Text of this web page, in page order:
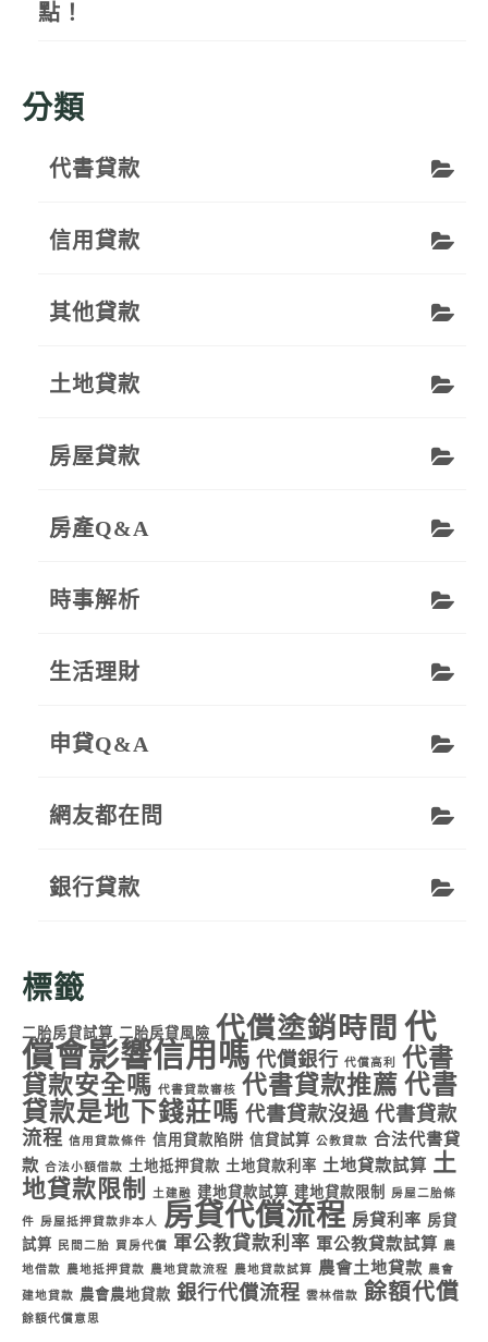
點！
分類
代書貸款
信用貸款
其他貸款
土地貸款
房屋貸款
房產Q&A
時事解析
生活理財
申貸Q&A
網友都在問
銀行貸款
標籤
二胎房貸試算 二胎房貸風險 代償塗銷時間 代
償會影響信用嗎 代償銀行 代償高利
代書
貸款安全嗎 代書貸款審核 代書貸款推薦 代書
貸款是地下錢莊嗎 代書貸款沒過 代書貸款
流程 信用貸款條件 信用貸款陷阱 信貸試算 公教貸款 合法代書貸
款 合法小額借款 土地抵押貸款 土地貸款利率 土地貸款試算 土
地貸款限制
土建融 建地貸款試算 建地貸款限制 房屋二胎條
件 房屋抵押貸款非本人 房貸代償流程 房貸利率 房貸
試算
民間二胎 買房代償 軍公教貸款利率 軍公教貸款試算
農
地借款
農地抵押貸款 農地貸款流程 農地貸款試算 農會土地貸款 農會
建地貸款 農會農地貸款 銀行代償流程 雲林借款 餘額代償
餘額代償意思